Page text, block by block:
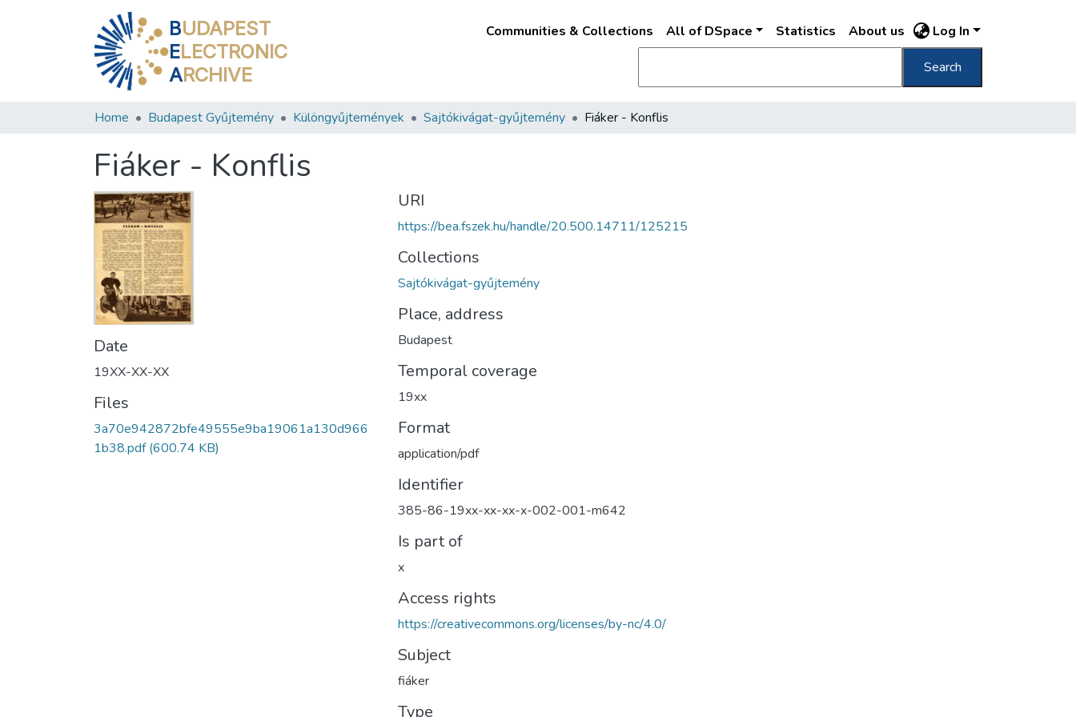
BUDAPEST
ELECTRONIC
ARCHIVE
Communities & Collections All of DSpace Statistics About us Log In
Search
Home Budapest Gyűjtemény Különgyűjtemények Sajtókivágat-gyűjtemény Fiáker - Konflis
Fiáker - Konflis
Date
19XX-XX-XX
Files
3a70e942872bfe49555e9ba19061a130d966
1b38.pdf(600.74 KB)
URI
https://bea.fszek.hu/handle/20.500.14711/125215
Collections
Sajtókivágat-gyűjtemény
Place, address
Budapest
Temporal coverage
19xx
Format
application/pdf
Identifier
385-86-19xx-xx-xx-x-002-001-m642
Is part of
x
Access rights
https://creativecommons.org/licenses/by-nc/4.0/
Subject
fiáker
Type